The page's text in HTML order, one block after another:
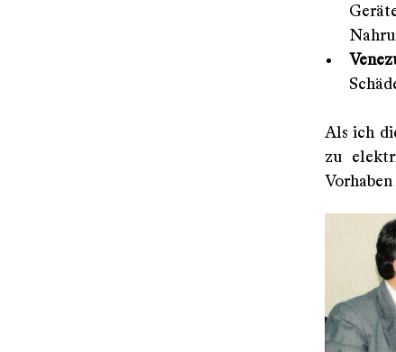
Als ich
zu